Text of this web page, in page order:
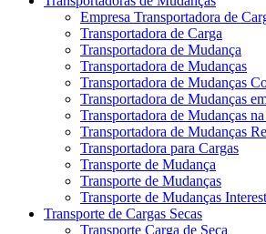
Empresa Transportadora de
Transportadora de Carga
Transportadora de Mudança
Transportadora de Mudanças
Transportadora de Mudanças
Transportadora de Mudanças
Transportadora de Mudanças
Transportadora de Mudanças
Transportadora para Cargas
Transporte de Mudança
Transporte de Mudanças
Transporte de Mudanças
Transporte de Cargas Secas
Transporte Carga de Seca